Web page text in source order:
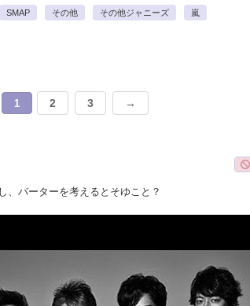
SMAP その他 その他ジャニーズ 嵐
1 2 3 →
、バーターを考えるとそゆこと？